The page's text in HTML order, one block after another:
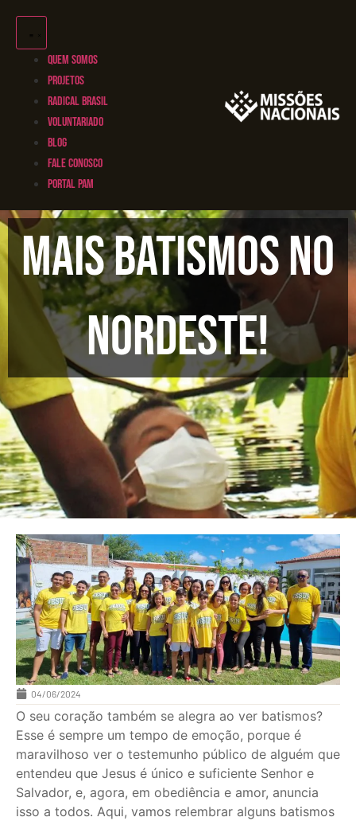
QUEM SOMOS
PROJETOS
RADICAL BRASIL
VOLUNTARIADO
BLOG
FALE CONOSCO
PORTAL PAM
Mais batismos no
Nordeste!
04/06/2024
O seu coração também se alegra ao ver batismos?
Esse é sempre um tempo de emoção, porque é
maravilhoso ver o testemunho público de alguém que
entendeu que Jesus é único e suficiente Senhor e
Salvador, e, agora, em obediência e amor, anuncia
isso a todos. Aqui, vamos relembrar alguns batismos